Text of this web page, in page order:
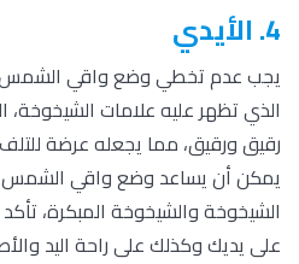
4. الأيدي
يجب عدم تخطي وضع واقي الشمس
الذي تظهر عليه علامات الشيخوخة،
رقيق ورقيق، مما يجعله عرضة
يمكن أن يساعد وضع واقي
الشيخوخة والشيخوخة المبكرة،
على يديك وكذلك على راحة اليد